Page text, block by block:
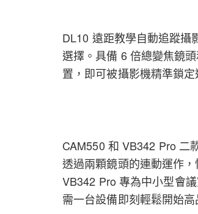
DL10 遠距教學自動追蹤攝
選擇。具備 6 倍總變焦鏡
置，即可被攝影機精準鎖
CAM550 和 VB342 Pro 二
透過兩顆鏡頭的連動運作
VB342 Pro 專為中小型會
需一台設備即刻輕鬆開始高